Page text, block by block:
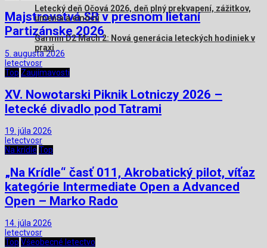
Letecký deň Očová 2026, deň plný prekvapení, zážitkov,
umenia a emócií
Garmin D2 Mach 2: Nová generácia leteckých hodiniek v
praxi
Majstrovstvá SR v presnom lietaní
Partizánske 2026
5. augusta 2026
letectvosr
Top Zaujímavosti
XV. Nowotarski Piknik Lotniczy 2026 –
letecké divadlo pod Tatrami
19. júla 2026
letectvosr
Na krídle Top
„Na Krídle“ časť 011, Akrobatický pilot, víťaz
kategórie Intermediate Open a Advanced
Open – Marko Rado
14. júla 2026
letectvosr
Top Všeobecné letectvo